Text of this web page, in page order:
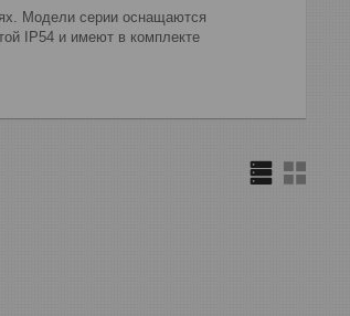
Модели серии оснащаются
IP54 и имеют в комплекте